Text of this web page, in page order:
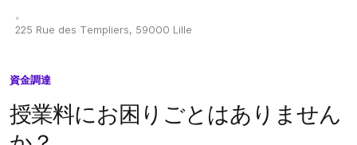
。
225 Rue des Templiers, 59000 Lille
資金調達
授業料にお困りごとはありません